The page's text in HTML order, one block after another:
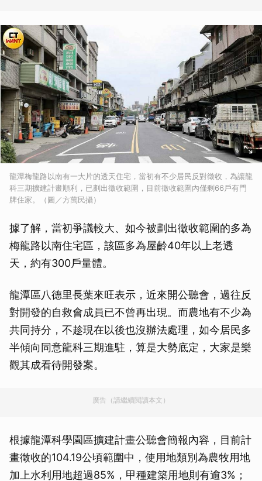
龍潭梅龍路以南有一大片的透天住宅，當初有不少居民反對徵收，為讓龍
科三期擴建計畫順利，已劃出徵收範圍，目前徵收範圍內僅剩66戶有門
牌住家。（圖／方萬民攝）
據了解，當初爭議較大、如今被劃出徵收範圍的多為
梅龍路以南住宅區，該區多為屋齡40年以上老透
天，約有300戶量體。
龍潭區八德里長葉來旺表示，近來開公聽會，過往反
對開發的自救會成員已不曾再出現。而農地有不少為
共同持分，不趁現在以後也沒辦法處理，如今居民多
半傾向同意龍科三期進駐，算是大勢底定，大家是樂
觀其成看待開發案。
廣告（請繼續閱讀本文）
根據龍潭科學園區擴建計畫公聽會簡報內容，目前計
畫徵收的104.19公頃範圍中，使用地類別為農牧用地
加上水利用地超過85%，甲種建築用地則有逾3%；